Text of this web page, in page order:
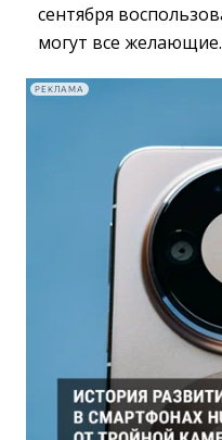
сентября
могут все желающие.
РЕКЛАМА